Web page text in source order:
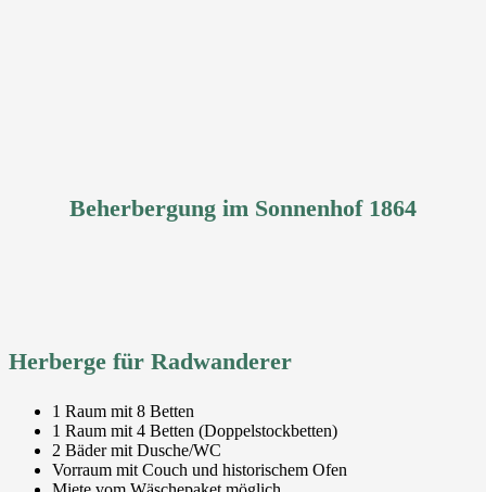
Beherbergung im Sonnenhof 1864
Herberge für Radwanderer
1 Raum mit 8 Betten
1 Raum mit 4 Betten (Doppelstockbetten)
2 Bäder mit Dusche/WC
Vorraum mit Couch und historischem Ofen